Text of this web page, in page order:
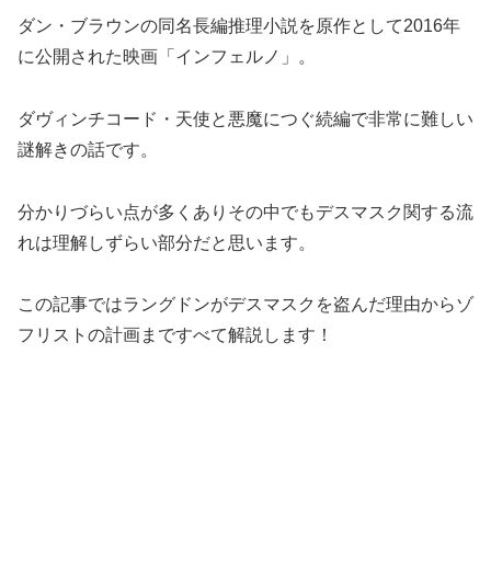
ダン・ブラウンの同名長編推理小説を原作として2016年
に公開された映画「インフェルノ」。
ダヴィンチコード・天使と悪魔につぐ続編で非常に難しい
謎解きの話です。
分かりづらい点が多くありその中でもデスマスク関する流
れは理解しずらい部分だと思います。
この記事ではラングドンがデスマスクを盗んだ理由からゾ
フリストの計画まですべて解説します！